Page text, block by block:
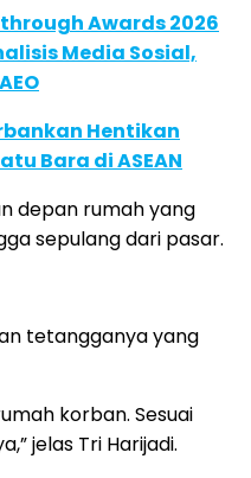
Awards 2026
Media Sosial,
Hentikan
Bara di ASEAN
depan rumah yang
sepulang dari pasar.
tetangganya yang
korban. Sesuai
jelas Tri Harijadi.